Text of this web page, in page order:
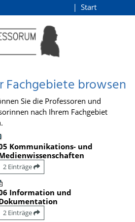
Start
Fachgebiete browsen
Sie die Professoren und
nach Ihrem Fachgebiet
Kommunikations- und
2 Einträge
Information und
2 Einträge